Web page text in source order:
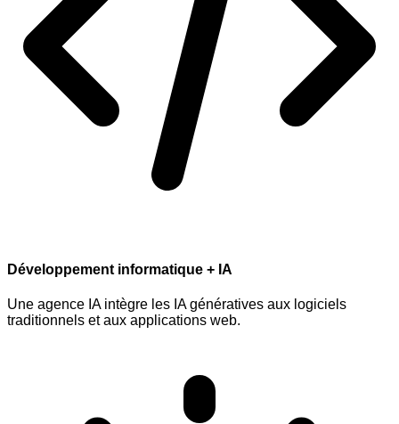
Développement informatique + IA
Une agence IA intègre les IA génératives aux logiciels
traditionnels et aux applications web.